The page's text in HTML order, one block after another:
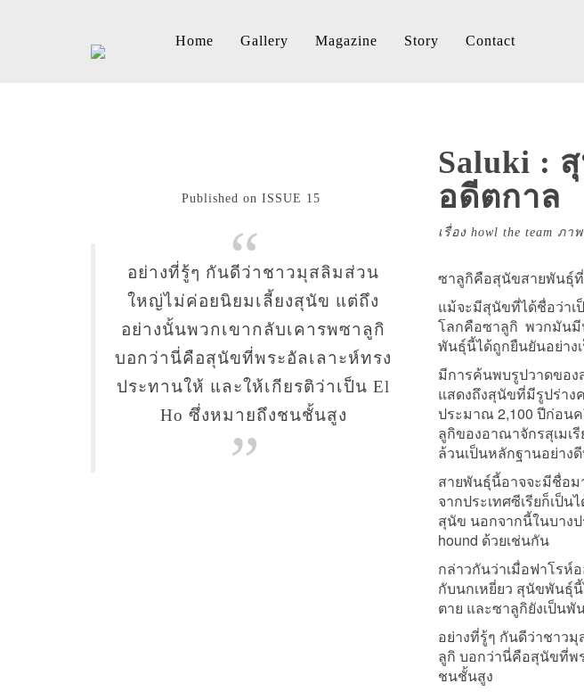
Home Gallery Magazine Story Contact
Published on ISSUE 15
อย่างที่รู้ๆ กันดีว่าชาวมุสลิมส่วน
ใหญ่ไม่ค่อยนิยมเลี้ยงสุนัข แต่ถึง
อย่างนั้นพวกเขากลับเคารพซาลูกิ
บอกว่านี่คือสุนัขที่พระอัลเลาะห์ทรง
ประทานให้ และให้เกียรติว่าเป็น El
Ho ซึ่งหมายถึงชนชั้นสูง
Saluki :
อดีตกาล
เรื่อง howl the team ภา
ซาลูกิคือสุนัขสายพันธุ์
แม้จะมีสุนัขที่ได้ชื่อว่า
โลกคือซาลูกิ พวกมันมี
พันธุ์นี้ได้ถูกยืนยันอย่าง
มีการค้นพบรูปวาดขอ
แสดงถึงสุนัขที่มีรูปร่าง
ประมาณ 2,100 ปีก่อน
ลูกิของอาณาจักรสุเมเ
ล้วนเป็นหลักฐานอย่าง
สายพันธุ์นี้อาจจะมีชื่อม
จากประเทศซีเรียก็เป็
สุนัข นอกจากนี้ในบาง
hound ด้วยเช่นกัน
กล่าวกันว่าเมื่อฟาโรห์
กับนกเหยี่ยว สุนัขพันธุ์
ตาย และซาลูกิยังเป็น
อย่างที่รู้ๆ กันดีว่าชาว
ลูกิ บอกว่านี่คือสุนัขที่พ
ชนชั้นสูง